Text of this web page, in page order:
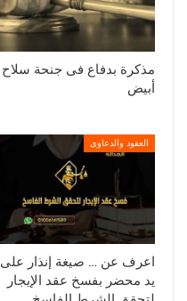
مذكرة بدفاع فى جنحة سلاح
أبيض
العقود والدعاوى
اعرف عن … صيغة إنذار على
يد محضر بفسخ عقد الإيجار